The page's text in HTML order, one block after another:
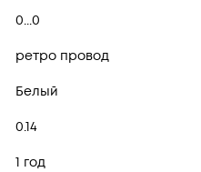
0...0
ретро провод
Белый
0.14
1 год